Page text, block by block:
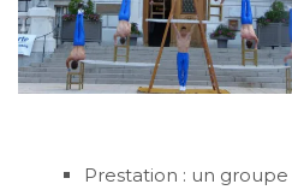
Prestation : un